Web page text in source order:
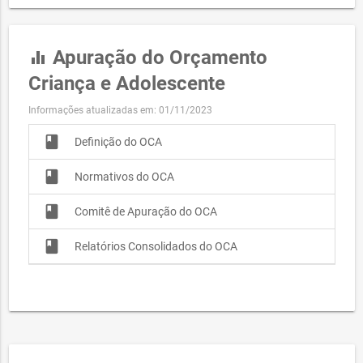
equalizer Apuração do Orçamento
Criança e Adolescente
Informações atualizadas em: 01/11/2023
book Definição do OCA
book Normativos do OCA
book Comitê de Apuração do OCA
book Relatórios Consolidados do OCA